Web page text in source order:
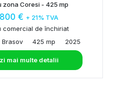
zona Coresi - 425 mp
€ + 21% TVA
comercial de închiriat
425 mp 2025
mai multe detalii